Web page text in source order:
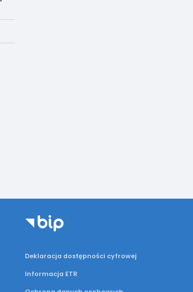
Deklaracja dostępności cyfrowej
Informacja ETR